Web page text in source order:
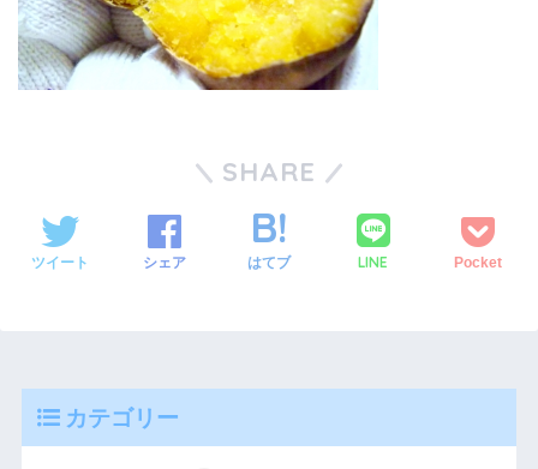
SHARE
ツイート シェア はてブ LINE Pocket
カテゴリー